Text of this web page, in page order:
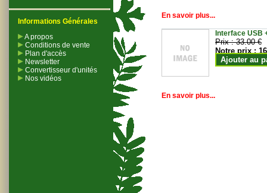
Informations Générales
A propos
Conditions de vente
Plan d'accès
Newsletter
Convertisseur d'unités
Nos vidéos
En savoir plus...
Interface USB
Prix :33.00 €
Notre prix :
Ajouter au
En savoir plus...